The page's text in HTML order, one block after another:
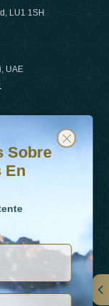
LU1 1SH
UAE
tendencias en
actualizado
Sobre
En